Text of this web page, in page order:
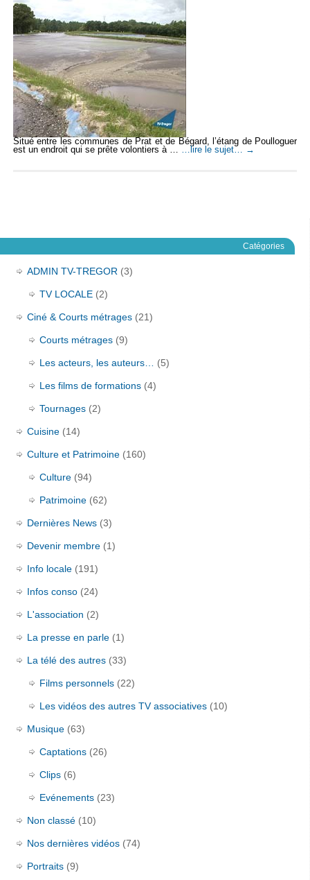
Situé entre les communes de Prat et de Bégard, l’étang de Poulloguer
est un endroit qui se prête volontiers à … …lire le sujet… →
Catégories
ADMIN TV-TREGOR (3)
TV LOCALE (2)
Ciné & Courts métrages (21)
Courts métrages (9)
Les acteurs, les auteurs… (5)
Les films de formations (4)
Tournages (2)
Cuisine (14)
Culture et Patrimoine (160)
Culture (94)
Patrimoine (62)
Dernières News (3)
Devenir membre (1)
Info locale (191)
Infos conso (24)
L'association (2)
La presse en parle (1)
La télé des autres (33)
Films personnels (22)
Les vidéos des autres TV associatives (10)
Musique (63)
Captations (26)
Clips (6)
Evénements (23)
Non classé (10)
Nos dernières vidéos (74)
Portraits (9)